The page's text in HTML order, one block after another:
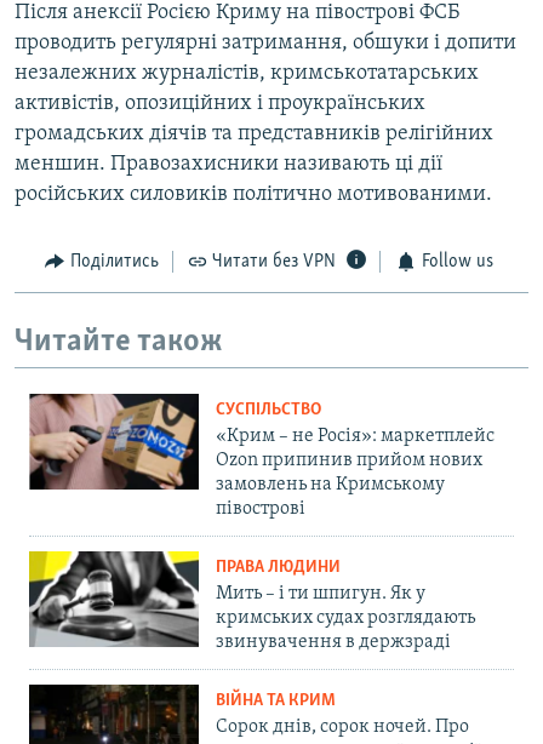
Після анексії Росією Криму на півострові ФСБ
проводить регулярні затримання, обшуки і допити
незалежних журналістів, кримськотатарських
активістів, опозиційних і проукраїнських
громадських діячів та представників релігійних
меншин. Правозахисники називають ці дії
російських силовиків політично мотивованими.
Поділитись Читати без VPN Follow us
Читайте також
СУСПІЛЬСТВО
«Крим – не Росія»: маркетплейс
Ozon припинив прийом нових
замовлень на Кримському
півострові
ПРАВА ЛЮДИНИ
Мить – і ти шпигун. Як у
кримських судах розглядають
звинувачення в держзраді
ВІЙНА ТА КРИМ
Сорок днів, сорок ночей. Про